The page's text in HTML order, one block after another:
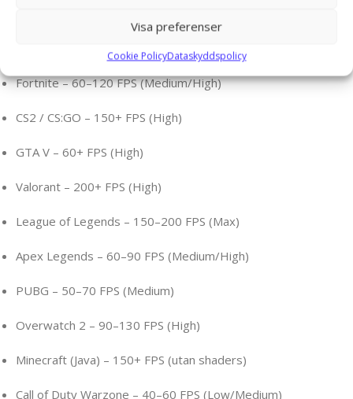
Visa preferenser
Cookie PolicyDataskyddspolicy
Exempel på spel och prestanda
Fortnite – 60–120 FPS (Medium/High)
CS2 / CS:GO – 150+ FPS (High)
GTA V – 60+ FPS (High)
Valorant – 200+ FPS (High)
League of Legends – 150–200 FPS (Max)
Apex Legends – 60–90 FPS (Medium/High)
PUBG – 50–70 FPS (Medium)
Overwatch 2 – 90–130 FPS (High)
Minecraft (Java) – 150+ FPS (utan shaders)
Call of Duty Warzone – 40–60 FPS (Low/Medium)